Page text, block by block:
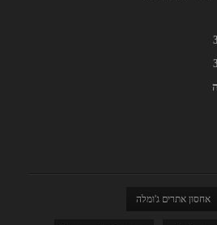
אחסון אתרים ג'ומלה